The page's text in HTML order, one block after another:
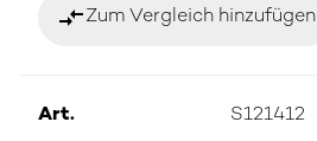
compare_arrowsZum Vergleich hinzufügen
Art.
S121412